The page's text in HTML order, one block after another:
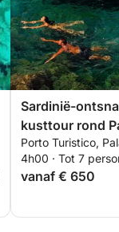
Sardinië-
kusttour rond
Porto Turistico,
4h00 · Tot 7
vanaf € 650